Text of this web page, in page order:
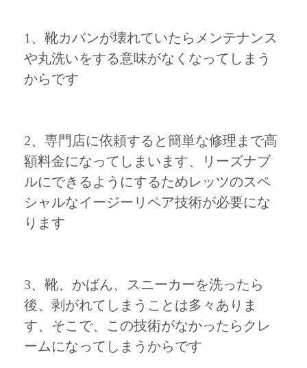
1、靴カバンが壊れていたらメンテナンス
や丸洗いをする意味がなくなってしまう
からです
2、専門店に依頼すると簡単な修理まで高
額料金になってしまいます、リーズナブ
ルにできるようにするためレッツのスペ
シャルなイージーリペア技術が必要にな
ります
3、靴、かばん、スニーカーを洗ったら
後、剥がれてしまうことは多々ありま
す、そこで、この技術がなかったらクレ
ームになってしまうからです